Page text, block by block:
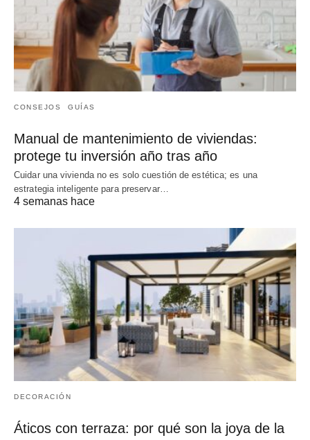
CONSEJOS GUÍAS
Manual de mantenimiento de viviendas:
protege tu inversión año tras año
Cuidar una vivienda no es solo cuestión de estética; es una
estrategia inteligente para preservar…
4 semanas hace
DECORACIÓN
Áticos con terraza: por qué son la joya de la